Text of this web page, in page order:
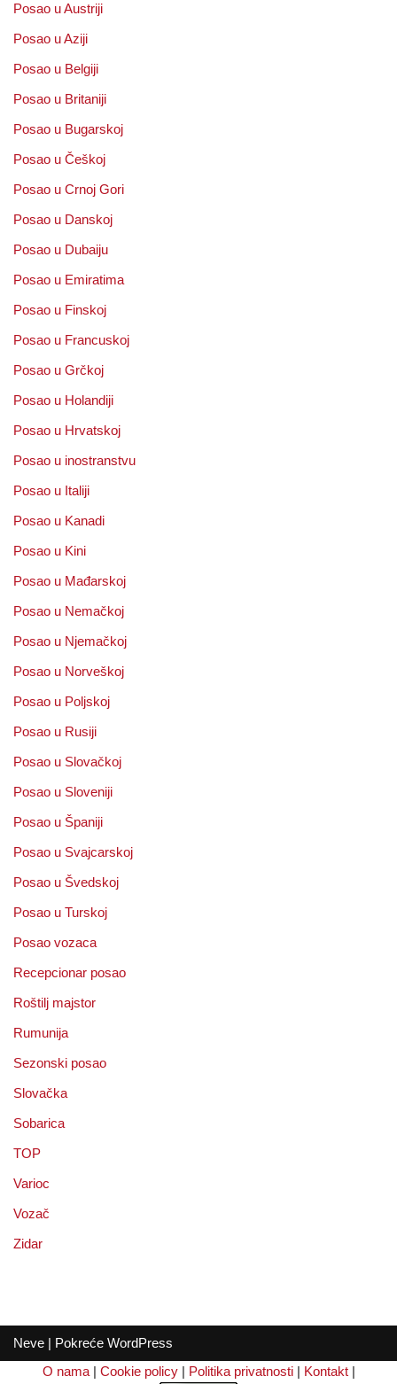
Posao u Austriji
Posao u Aziji
Posao u Belgiji
Posao u Britaniji
Posao u Bugarskoj
Posao u Češkoj
Posao u Crnoj Gori
Posao u Danskoj
Posao u Dubaiju
Posao u Emiratima
Posao u Finskoj
Posao u Francuskoj
Posao u Grčkoj
Posao u Holandiji
Posao u Hrvatskoj
Posao u inostranstvu
Posao u Italiji
Posao u Kanadi
Posao u Kini
Posao u Mađarskoj
Posao u Nemačkoj
Posao u Njemačkoj
Posao u Norveškoj
Posao u Poljskoj
Posao u Rusiji
Posao u Slovačkoj
Posao u Sloveniji
Posao u Španiji
Posao u Svajcarskoj
Posao u Švedskoj
Posao u Turskoj
Posao vozaca
Recepcionar posao
Roštilj majstor
Rumunija
Sezonski posao
Slovačka
Sobarica
TOP
Varioc
Vozač
Zidar
Neve | Pokreće WordPress
O nama
Cookie policy Politika privatnosti Kontakt